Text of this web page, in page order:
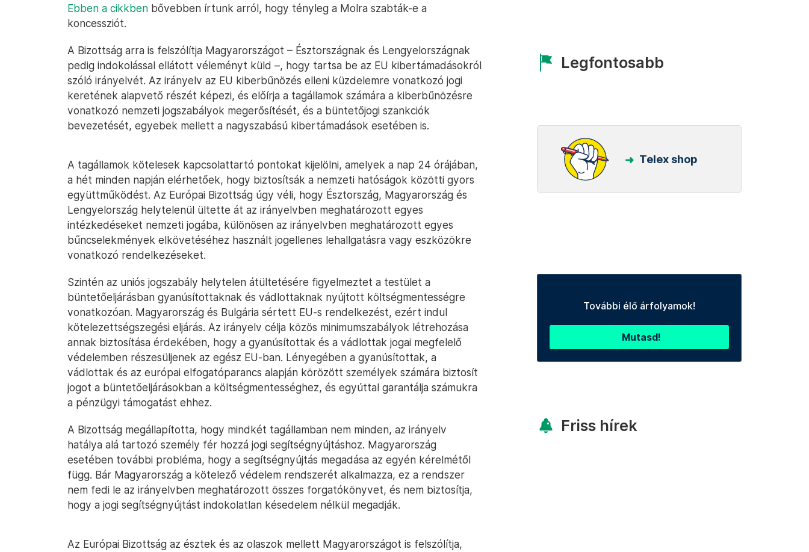
Ebben a cikkben bővebben írtunk arról, hogy tényleg a Molra szabták-e a
koncessziót.
A Bizottság arra is felszólítja Magyarországot – Észtországnak és Lengyelországnak
pedig indokolással ellátott véleményt küld –, hogy tartsa be az EU kibertámadásokról
szóló irányelvét. Az irányelv az EU kiberbűnözés elleni küzdelemre vonatkozó jogi
keretének alapvető részét képezi, és előírja a tagállamok számára a kiberbűnözésre
vonatkozó nemzeti jogszabályok megerősítését, és a büntetőjogi szankciók
bevezetését, egyebek mellett a nagyszabású kibertámadások esetében is.
A tagállamok kötelesek kapcsolattartó pontokat kijelölni, amelyek a nap 24 órájában,
a hét minden napján elérhetőek, hogy biztosítsák a nemzeti hatóságok közötti gyors
együttműködést. Az Európai Bizottság úgy véli, hogy Észtország, Magyarország és
Lengyelország helytelenül ültette át az irányelvben meghatározott egyes
intézkedéseket nemzeti jogába, különösen az irányelvben meghatározott egyes
bűncselekmények elkövetéséhez használt jogellenes lehallgatásra vagy eszközökre
vonatkozó rendelkezéseket.
Szintén az uniós jogszabály helytelen átültetésére figyelmeztet a testület a
büntetőeljárásban gyanúsítottaknak és vádlottaknak nyújtott költségmentességre
vonatkozóan. Magyarország és Bulgária sértett EU-s rendelkezést, ezért indul
kötelezettségszegési eljárás. Az irányelv célja közös minimumszabályok létrehozása
annak biztosítása érdekében, hogy a gyanúsítottak és a vádlottak jogai megfelelő
védelemben részesüljenek az egész EU-ban. Lényegében a gyanúsítottak, a
vádlottak és az európai elfogatóparancs alapján körözött személyek számára biztosít
jogot a büntetőeljárásokban a költségmentességhez, és egyúttal garantálja számukra
a pénzügyi támogatást ehhez.
A Bizottság megállapította, hogy mindkét tagállamban nem minden, az irányelv
hatálya alá tartozó személy fér hozzá jogi segítségnyújtáshoz. Magyarország
esetében további probléma, hogy a segítségnyújtás megadása az egyén kérelmétől
függ. Bár Magyarország a kötelező védelem rendszerét alkalmazza, ez a rendszer
nem fedi le az irányelvben meghatározott összes forgatókönyvet, és nem biztosítja,
hogy a jogi segítségnyújtást indokolatlan késedelem nélkül megadják.
Az Európai Bizottság az észtek és az olaszok mellett Magyarországot is felszólítja,
Legfontosabb
Telex shop
További élő árfolyamok!
Mutasd!
Friss hírek